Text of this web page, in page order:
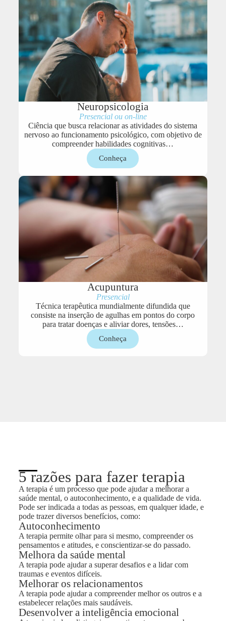
Neuropsicologia
Presencial ou on-line
Ciência que busca relacionar as atividades do sistema
nervoso ao funcionamento psicológico, com objetivo de
compreender habilidades cognitivas…
Conheça
Acupuntura
Presencial
Técnica terapêutica mundialmente difundida que
consiste na inserção de agulhas em pontos do corpo
para tratar doenças e aliviar dores, tensões…
Conheça
5 razões para fazer terapia
A terapia é um processo que pode ajudar a melhorar a
saúde mental, o autoconhecimento, e a qualidade de vida.
Pode ser indicada a todas as pessoas, em qualquer idade, e
pode trazer diversos benefícios, como:
Autoconhecimento
A terapia permite olhar para si mesmo, compreender os
pensamentos e atitudes, e conscientizar-se do passado.
Melhora da saúde mental
A terapia pode ajudar a superar desafios e a lidar com
traumas e eventos difíceis.
Melhorar os relacionamentos
A terapia pode ajudar a compreender melhor os outros e a
estabelecer relações mais saudáveis.
Desenvolver a inteligência emocional